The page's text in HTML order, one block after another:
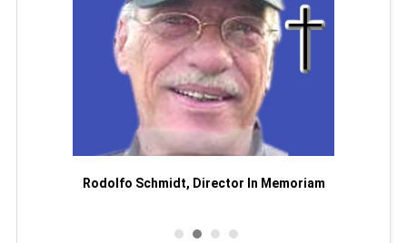
Rodolfo Schmidt, Director In Memoriam